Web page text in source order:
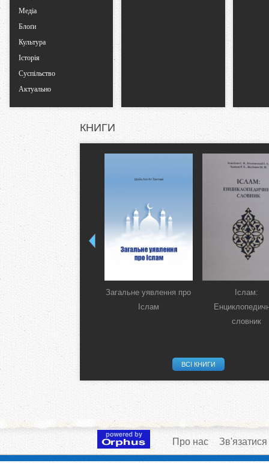
Медіа
Блоґи
Культура
Історія
Суспільство
Актуально
КНИГИ
Загальне уявлення про
Іслам
Іслам:
словник
ВСІ КНИГИ
Про нас